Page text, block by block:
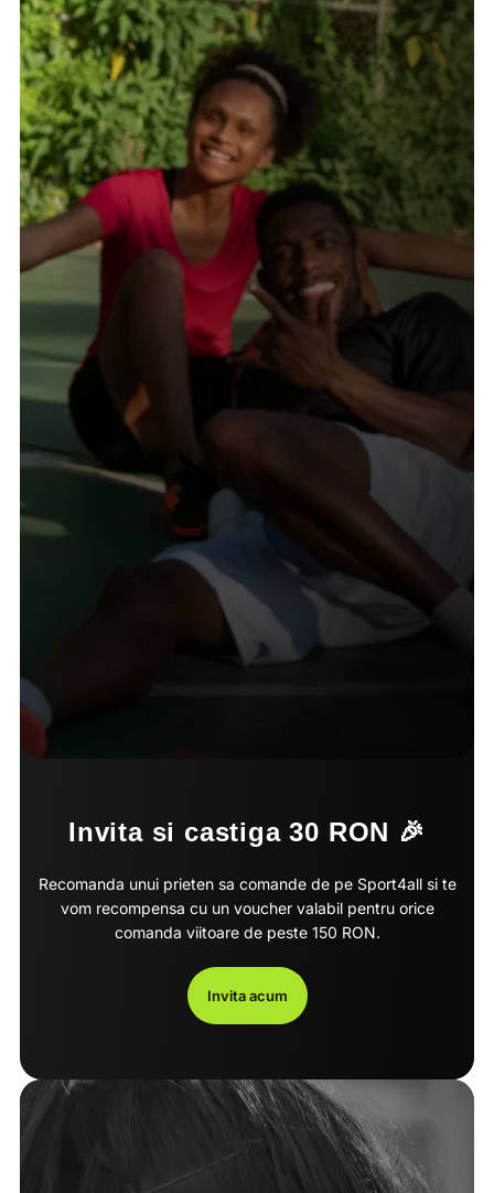
Invita si castiga 30 RON 🎉
Recomanda unui prieten sa comande de pe Sport4all si te
vom recompensa cu un voucher valabil pentru orice
comanda viitoare de peste 150 RON.
Invita acum